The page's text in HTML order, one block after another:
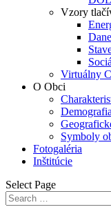
Vzory
Virtuálny
O Obci
Symboly
Fotogaléria
Inštitúcie
Select Page